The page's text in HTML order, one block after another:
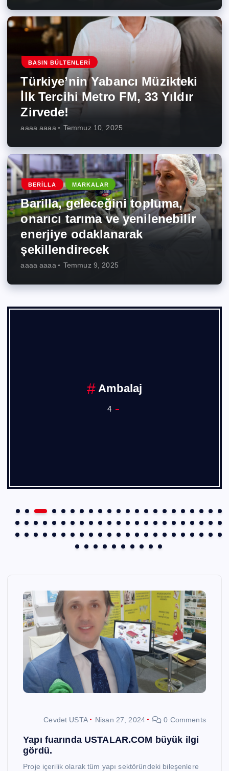
BASIN BÜLTENLERI
Türkiye’nin Yabancı Müzikteki
İlk Tercihi Metro FM, 33 Yıldır
Zirvede!
aaaa aaaa Temmuz 10, 2025
BERILLA MARKALAR
Barilla, geleceğini topluma,
onarıcı tarıma ve yenilenebilir
enerjiye odaklanarak
şekillendirecek
aaaa aaaa Temmuz 9, 2025
Ankara Sanayi Odası
Cevdet USTA Nisan 27, 2024 0 Comments
Yapı fuarında USTALAR.COM büyük ilgi
gördü.
Proje içerilik olarak tüm yapı sektöründeki bileşenlere